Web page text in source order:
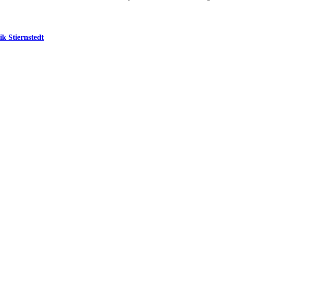
Stiernstedt